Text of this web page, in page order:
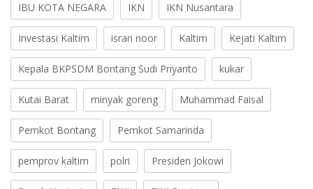
IBU KOTA NEGARA IKN IKN Nusantara
Investasi Kaltim isran noor Kaltim Kejati Kaltim
Kepala BKPSDM Bontang Sudi Priyanto kukar
Kutai Barat minyak goreng Muhammad Faisal
Pemkot Bontang Pemkot Samarinda
pemprov kaltim polri Presiden Jokowi